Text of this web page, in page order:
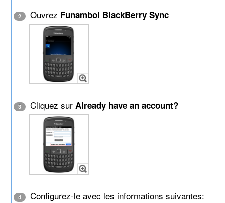
2 Ouvrez Funambol BlackBerry Sync
3 Cliquez surAlready have an account?
4 Configurez-le avec les informations suivantes: